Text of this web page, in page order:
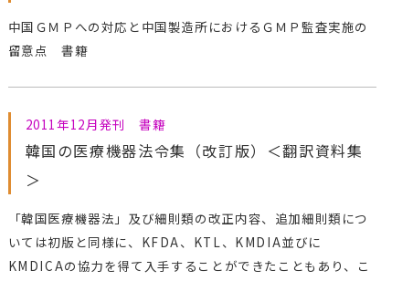
中国ＧＭＰへの対応と中国製造所におけるＧＭＰ監査実施の
留意点 書籍
2011年12月発刊 書籍
韓国の医療機器法令集（改訂版）＜翻訳資料集
＞
「韓国医療機器法」及び細則類の改正内容、追加細則類につ
いては初版と同様に、KFDA、KTL、KMDIA並びに
KMDICAの協力を得て入手することができたこともあり、こ